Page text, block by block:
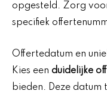
opgesteld. Zorg
specifiek
Offertedatum en
Kies een duidelijke
bieden. Deze